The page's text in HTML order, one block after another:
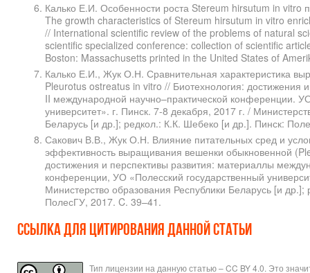
Калько Е.И. Особенности роста Stereum hirsutum in
The growth characteristics of Stereum hirsutum in vitro
// International scientific review of the problems of natural
scientific specialized conference: collection of scientific
Boston: Massachusetts printed in the United States of
Калько Е.И., Жук О.Н. Сравнительная характеристика
Pleurotus ostreatus in vitro // Биотехнология: достижения
II международной научно–практической конференции.
университет». г. Пинск. 7-8 декабря, 2017 г. /
Беларусь [и др.]; редкол.: К.К. Шебеко [и др.]. Пинск:
Сакович В.В., Жук О.Н. Влияние питательных сред и
эффективность выращивания вешенки обыкновенной
достижения и перспективы развития: материаллы
конференции, УО «Полесский государственный
Министерство образования Республики Беларусь [и
ПолесГУ, 2017. C. 39–41.
Ссылка для цитирования данной статьи
Тип лицензии на данную статью – CC BY 4.0. Это